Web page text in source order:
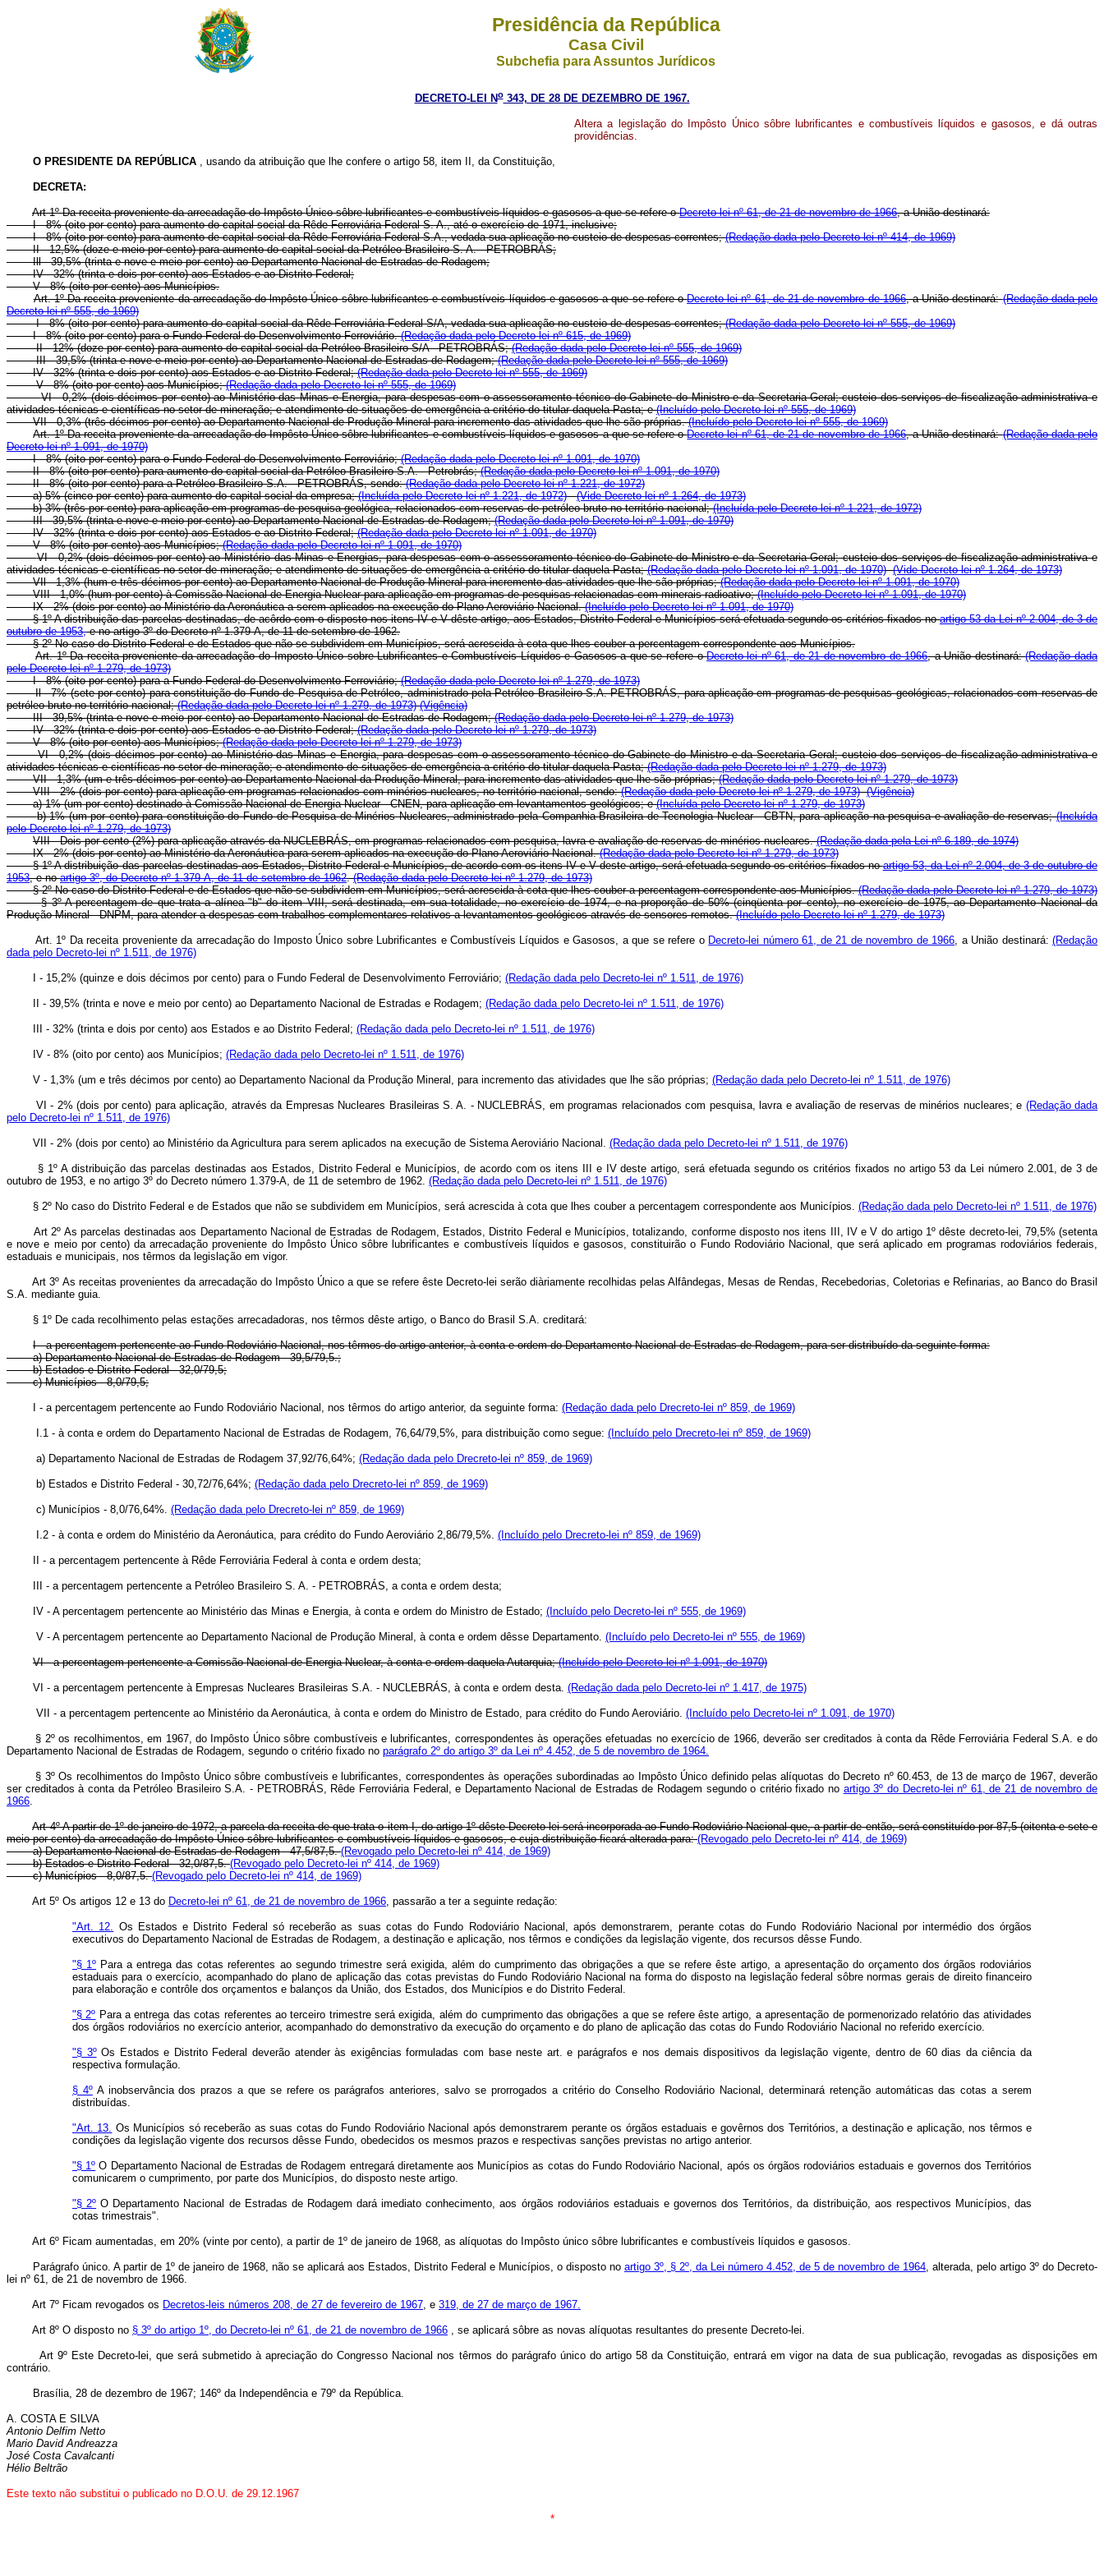
Presidência da República
Casa Civil
Subchefia para Assuntos Jurídicos
DECRETO-LEI No343, DE 28 DE DEZEMBRO DE 1967.
Altera a legislação do Impôsto Único sôbre lubrificantes e combustíveis líquidos e gasosos, e dá outras
providências.
O PRESIDENTE DA REPÚBLICA , usando da atribuição que lhe confere o artigo 58, item II, da Constituição,
DECRETA:
Art 1º Da receita proveniente da arrecadação do Impôsto Único sôbre lubrificantes e combustíveis líquidos e gasosos a que se refere oDecreto-lei nº 61, de 21 de novembro de 1966, a União destinará:
I - 8% (oito por cento) para aumento do capital social da Rêde Ferroviária Federal S. A., até o exercício de 1971, inclusive;
I - 8% (oito por cento) para aumento de capital social da Rêde Ferroviária Federal S.A., vedada sua aplicação no custeio de despesas correntes;(Redação dada pelo Decreto-lei nº 414, de 1969)
II - 12,5% (doze e meio por cento) para aumento do capital social da Petróleo Brasileiro S. A. - PETROBRÁS;
Ill - 39,5% (trinta e nove e meio por cento) ao Departamento Nacional de Estradas de Rodagem;
IV - 32% (trinta e dois por cento) aos Estados e ao Distrito Federal;
V - 8% (oito por cento) aos Municípios.
Art. 1º Da receita proveniente da arrecadação do lmpôsto Único sôbre lubrificantes e combustíveis líquidos e gasosos a que se refere oDecreto-lei nº 61, de 21 de novembro de 1966, a União destinará:(Redação dada pelo
Decreto-lei nº 555, de 1969)
I - 8% (oito por cento) para aumento do capital social da Rêde Ferroviária Federal S/A, vedada sua aplicação no custeio de despesas correntes;(Redação dada pelo Decreto-lei nº 555, de 1969)
I - 8% (oito por cento) para o Fundo Federal do Desenvolvimento Ferroviário.(Redação dada pelo Decreto-lei nº 615, de 1969)
II - 12% (doze por cento) para aumento do capital social da Petróleo Brasileiro S/A - PETROBRÁS;(Redação dada pelo Decreto-lei nº 555, de 1969)
III - 39,5% (trinta e nove e meio por cento) ao Departamento Nacional de Estradas de Rodagem;(Redação dada pelo Decreto-lei nº 555, de 1969)
IV - 32% (trinta e dois por cento) aos Estados e ao Distrito Federal;(Redação dada pelo Decreto-lei nº 555, de 1969)
V - 8% (oito por cento) aos Municípios;(Redação dada pelo Decreto-lei nº 555, de 1969)
VI - 0,2% (dois décimos por cento) ao Ministério das Minas e Energia, para despesas com o assessoramento técnico do Gabinete do Ministro e da Secretaria-Geral; custeio dos serviços de fiscalização administrativa e
atividades técnicas e científicas no setor de mineração; e atendimento de situações de emergência a critério do titular daquela Pasta; e(Incluído pelo Decreto-lei nº 555, de 1969)
VII - 0,3% (três décimos por cento) ao Departamento Nacional de Produção Mineral para incremento das atividades que lhe são próprias.(Incluído pelo Decreto-lei nº 555, de 1969)
Art. 1º Da receita proveniente da arrecadação do Impôsto Único sôbre lubrificantes e combustíveis líquidos e gasosos a que se refere oDecreto-lei nº 61, de 21 de novembro de 1966, a União destinará:(Redação dada pelo
Decreto-lei nº 1.091, de 1970)
I - 8% (oito por cento) para o Fundo Federal do Desenvolvimento Ferroviário;(Redação dada pelo Decreto-lei nº 1.091, de 1970)
II - 8% (oito por cento) para aumento do capital social da Petróleo Brasileiro S.A. - Petrobrás;(Redação dada pelo Decreto-lei nº 1.091, de 1970)
II - 8% (oito por cento) para a Petróleo Brasileiro S.A. - PETROBRÁS, sendo:(Redação dada pelo Decreto-lei nº 1.221, de 1972)
a) 5% (cinco por cento) para aumento do capital social da empresa;(Incluída pelo Decreto-lei nº 1.221, de 1972)
(Vide Decreto-lei nº 1.264, de 1973)
b) 3% (três por cento) para aplicação em programas de pesquisa geológica, relacionados com reservas de petróleo bruto no território nacional;(Incluída pelo Decreto-lei nº 1.221, de 1972)
III - 39,5% (trinta e nove e meio por cento) ao Departamento Nacional de Estradas de Rodagem;(Redação dada pelo Decreto-lei nº 1.091, de 1970)
IV - 32% (trinta e dois por cento) aos Estados e ao Distrito Federal;(Redação dada pelo Decreto-lei nº 1.091, de 1970)
V - 8% (oito por cento) aos Municípios;(Redação dada pelo Decreto-lei nº 1.091, de 1970)
VI - 0,2% (dois décimos por cento) ao Ministério das Minas e Energias, para despesas com o assessoramento técnico do Gabinete do Ministro e da Secretaria Geral; custeio dos serviços de fiscalização administrativa e
atividades técnicas e científicas no setor de mineração; e atendimento de situações de emergência a critério do titular daquela Pasta;(Redação dada pelo Decreto-lei nº 1.091, de 1970) (Vide Decreto-lei nº 1.264, de 1973)
VIl - 1,3% (hum e três décimos por cento) ao Departamento Nacional de Produção Mineral para incremento das atividades que lhe são próprias;(Redação dada pelo Decreto-lei nº 1.091, de 1970)
VIII - 1,0% (hum por cento) à Comissão Nacional de Energia Nuclear para aplicação em programas de pesquisas relacionadas com minerais radioativo;(Incluído pelo Decreto-lei nº 1.091, de 1970)
IX - 2% (dois por cento) ao Ministério da Aeronáutica a serem aplicados na execução do Plano Aeroviário Nacional.(Incluído pelo Decreto-lei nº 1.091, de 1970)
§ 1º A distribuição das parcelas destinadas, de acôrdo com o disposto nos itens IV e V dêste artigo, aos Estados, Distrito Federal e Municípios será efetuada segundo os critérios fixados noartigo 53 da Lei nº 2.004, de 3 de
outubro de 1953,e no artigo 3º do Decreto nº 1.379-A, de 11 de setembro de 1962.
§ 2º No caso do Distrito Federal e de Estados que não se subdividem em Municípios, será acrescida à cota que lhes couber a percentagem correspondente aos Municípios.
Art. 1º Da receita proveniente da arrecadação do Imposto Único sobre Lubrificantes e Combustíveis Líquidos e Gasosos a que se refere oDecreto-lei nº 61, de 21 de novembro de 1966, a União destinará:(Redação dada
pelo Decreto-lei nº 1.279, de 1973)
I - 8% (oito por cento) para a Fundo Federal do Desenvolvimento Ferroviário;(Redação dada pelo Decreto-lei nº 1.279, de 1973)
Il - 7% (sete por cento) para constituição do Fundo de Pesquisa de Petróleo, administrado pela Petróleo Brasileiro S.A. PETROBRÁS, para aplicação em programas de pesquisas geológicas, relacionados com reservas de
petróleo bruto no território nacional;(Redação dada pelo Decreto-lei nº 1.279, de 1973) (Vigência)
III - 39,5% (trinta e nove e meio por cento) ao Departamento Nacional de Estradas de Rodagem;(Redação dada pelo Decreto-lei nº 1.279, de 1973)
IV - 32% (trinta e dois por cento) aos Estados e ao Distrito Federal;(Redação dada pelo Decreto-lei nº 1.279, de 1973)
V - 8% (oito por cento) aos Municípios;(Redação dada pelo Decreto-lei nº 1.279, de 1973)
VI - 0,2% (dois décimos por cento) ao Ministério das Minas e Energia, para despesas com o assessoramento técnico do Gabinete do Ministro e da Secretaria Geral; custeio dos serviços de fiscalização administrativa e
atividades técnicas e científicas no setor de mineração; e atendimento de situações de emergência a critério do titular daquela Pasta;(Redação dada pelo Decreto-lei nº 1.279, de 1973)
VII - 1,3% (um e três décimos por cento) ao Departamento Nacional da Produção Mineral, para incremento das atividades que lhe são próprias;(Redação dada pelo Decreto-lei nº 1.279, de 1973)
VIII - 2% (dois por cento) para aplicação em programas relacionados com minérios nucleares, no território nacional, sendo:(Redação dada pelo Decreto-lei nº 1.279, de 1973) (Vigência)
a) 1% (um por cento) destinado à Comissão Nacional de Energia Nuclear - CNEN, para aplicação em levantamentos geológicos; e(Incluída pelo Decreto-lei nº 1.279, de 1973)
b) 1% (um por cento) para constituição do Fundo de Pesquisa de Minérios Nucleares, administrado pela Companhia Brasileira de Tecnologia Nuclear - CBTN, para aplicação na pesquisa e avaliação de reservas;(Incluída
pelo Decreto-lei nº 1.279, de 1973)
VIII - Dois por cento (2%) para aplicação através da NUCLEBRÁS, em programas relacionados com pesquisa, lavra e avaliação de reservas de minérios nucleares.(Redação dada pela Lei nº 6.189, de 1974)
IX - 2% (dois por cento) ao Ministério da Aeronáutica para serem aplicados na execução do Plano Aeroviário Nacional.(Redação dada pelo Decreto-lei nº 1.279, de 1973)
§ 1º A distribuição das parcelas destinadas aos Estados, Distrito Federal e Municípios, de acordo com os itens IV e V deste artigo, será efetuada segundo os critérios fixados noartigo 53, da Lei nº 2.004, de 3 de outubro de
1953, e noartigo 3º, do Decreto nº 1.379-A, de 11 de setembro de 1962.(Redação dada pelo Decreto-lei nº 1.279, de 1973)
§ 2º No caso do Distrito Federal e de Estados que não se subdividem em Municípios, será acrescida à cota que lhes couber a percentagem correspondente aos Municípios.(Redação dada pelo Decreto-lei nº 1.279, de 1973)
§ 3º A percentagem de que trata a alínea "b" do item VIII, será destinada, em sua totalidade, no exercício de 1974, e na proporção de 50% (cinqüenta por cento), no exercício de 1975, ao Departamento Nacional da
Produção Mineral - DNPM, para atender a despesas com trabalhos complementares relativos a levantamentos geológicos através de sensores remotos.(Incluído pelo Decreto-lei nº 1.279, de 1973)
Art. 1º Da receita proveniente da arrecadação do Imposto Único sobre Lubrificantes e Combustíveis Líquidos e Gasosos, a que se refere o Decreto-lei número 61, de 21 de novembro de 1966, a União destinará:(Redação
dada pelo Decreto-lei nº 1.511, de 1976)
I - 15,2% (quinze e dois décimos por cento) para o Fundo Federal de Desenvolvimento Ferroviário; (Redação dada pelo Decreto-lei nº 1.511, de 1976)
II - 39,5% (trinta e nove e meio por cento) ao Departamento Nacional de Estradas e Rodagem; (Redação dada pelo Decreto-lei nº 1.511, de 1976)
III - 32% (trinta e dois por cento) aos Estados e ao Distrito Federal; (Redação dada pelo Decreto-lei nº 1.511, de 1976)
IV - 8% (oito por cento) aos Municípios; (Redação dada pelo Decreto-lei nº 1.511, de 1976)
V - 1,3% (um e três décimos por cento) ao Departamento Nacional da Produção Mineral, para incremento das atividades que lhe são próprias; (Redação dada pelo Decreto-lei nº 1.511, de 1976)
VI - 2% (dois por cento) para aplicação, através da Empresas Nucleares Brasileiras S. A. - NUCLEBRÁS, em programas relacionados com pesquisa, lavra e avaliação de reservas de minérios nucleares; e (Redação dada
pelo Decreto-lei nº 1.511, de 1976)
VII - 2% (dois por cento) ao Ministério da Agricultura para serem aplicados na execução de Sistema Aeroviário Nacional. (Redação dada pelo Decreto-lei nº 1.511, de 1976)
§ 1º A distribuição das parcelas destinadas aos Estados, Distrito Federal e Municípios, de acordo com os itens III e IV deste artigo, será efetuada segundo os critérios fixados no artigo 53 da Lei número 2.001, de 3 de
outubro de 1953, e no artigo 3º do Decreto número 1.379-A, de 11 de setembro de 1962. (Redação dada pelo Decreto-lei nº 1.511, de 1976)
§ 2º No caso do Distrito Federal e de Estados que não se subdividem em Municípios, será acrescida à cota que lhes couber a percentagem correspondente aos Municípios. (Redação dada pelo Decreto-lei nº 1.511, de 1976)
Art 2º As parcelas destinadas aos Departamento Nacional de Estradas de Rodagem, Estados, Distrito Federal e Municípios, totalizando, conforme disposto nos itens III, IV e V do artigo 1º dêste decreto-lei, 79,5% (setenta
e nove e meio por cento) da arrecadação proveniente do Impôsto Único sôbre lubrificantes e combustíveis líquidos e gasosos, constituirão o Fundo Rodoviário Nacional, que será aplicado em programas rodoviários federais,
estaduais e municipais, nos têrmos da legislação em vigor.
Art 3º As receitas provenientes da arrecadação do Impôsto Único a que se refere êste Decreto-lei serão diàriamente recolhidas pelas Alfândegas, Mesas de Rendas, Recebedorias, Coletorias e Refinarias, ao Banco do Brasil
S.A. mediante guia.
§ 1º De cada recolhimento pelas estações arrecadadoras, nos têrmos dêste artigo, o Banco do Brasil S.A. creditará:
I - a percentagem pertencente ao Fundo Rodoviário Nacional, nos têrmos do artigo anterior, à conta e ordem do Departamento Nacional de Estradas de Rodagem, para ser distribuído da seguinte forma:
a) Departamento Nacional de Estradas de Rodagem - 39,5/79,5.;
b) Estados e Distrito Federal - 32,0/79,5;
c) Municípios - 8,0/79,5;
I - a percentagem pertencente ao Fundo Rodoviário Nacional, nos têrmos do artigo anterior, da seguinte forma: (Redação dada pelo Drecreto-lei nº 859, de 1969)
I.1 - à conta e ordem do Departamento Nacional de Estradas de Rodagem, 76,64/79,5%, para distribuição como segue: (Incluído pelo Drecreto-lei nº 859, de 1969)
a) Departamento Nacional de Estradas de Rodagem 37,92/76,64%; (Redação dada pelo Drecreto-lei nº 859, de 1969)
b) Estados e Distrito Federal - 30,72/76,64%; (Redação dada pelo Drecreto-lei nº 859, de 1969)
c) Municípios - 8,0/76,64%. (Redação dada pelo Drecreto-lei nº 859, de 1969)
I.2 - à conta e ordem do Ministério da Aeronáutica, para crédito do Fundo Aeroviário 2,86/79,5%. (Incluído pelo Drecreto-lei nº 859, de 1969)
II - a percentagem pertencente à Rêde Ferroviária Federal à conta e ordem desta;
III - a percentagem pertencente a Petróleo Brasileiro S. A. - PETROBRÁS, a conta e ordem desta;
IV - A percentagem pertencente ao Ministério das Minas e Energia, à conta e ordem do Ministro de Estado; (Incluído pelo Decreto-lei nº 555, de 1969)
V - A percentagem pertencente ao Departamento Nacional de Produção Mineral, à conta e ordem dêsse Departamento. (Incluído pelo Decreto-lei nº 555, de 1969)
VI - a percentagem pertencente a Comissão Nacional de Energia Nuclear, à conta e ordem daquela Autarquia;(Incluído pelo Decreto-lei nº 1.091, de 1970)
VI - a percentagem pertencente à Empresas Nucleares Brasileiras S.A. - NUCLEBRÁS, à conta e ordem desta. (Redação dada pelo Decreto-lei nº 1.417, de 1975)
VII - a percentagem pertencente ao Ministério da Aeronáutica, à conta e ordem do Ministro de Estado, para crédito do Fundo Aeroviário. (Incluído pelo Decreto-lei nº 1.091, de 1970)
§ 2º os recolhimentos, em 1967, do Impôsto Único sôbre combustíveis e lubrificantes, correspondentes às operações efetuadas no exercício de 1966, deverão ser creditados à conta da Rêde Ferroviária Federal S.A. e do
Departamento Nacional de Estradas de Rodagem, segundo o critério fixado no parágrafo 2º do artigo 3º da Lei nº 4.452, de 5 de novembro de 1964.
§ 3º Os recolhimentos do Impôsto Único sôbre combustíveis e lubrificantes, correspondentes às operações subordinadas ao Impôsto Único definido pelas alíquotas do Decreto nº 60.453, de 13 de março de 1967, deverão
ser creditados à conta da Petróleo Brasileiro S.A. - PETROBRÁS, Rêde Ferroviária Federal, e Departamento Nacional de Estradas de Rodagem segundo o critério fixado no artigo 3º do Decreto-lei nº 61, de 21 de novembro de
1966.
Art 4º A partir de 1º de janeiro de 1972, a parcela da receita de que trata o item I, do artigo 1º dêste Decreto-lei será incorporada ao Fundo Rodoviário Nacional que, a partir de então, será constituído por 87,5 (oitenta e sete e
meio por cento) da arrecadação do Impôsto Único sôbre lubrificantes e combustíveis líquidos e gasosos, e cuja distribuição ficará alterada para:(Revogado pelo Decreto-lei nº 414, de 1969)
a) Departamento Nacional de Estradas de Rodagem - 47,5/87,5.(Revogado pelo Decreto-lei nº 414, de 1969)
b) Estados e Distrito Federal - 32,0/87,5.(Revogado pelo Decreto-lei nº 414, de 1969)
c) Municípios - 8,0/87,5.(Revogado pelo Decreto-lei nº 414, de 1969)
Art 5º Os artigos 12 e 13 do Decreto-lei nº 61, de 21 de novembro de 1966, passarão a ter a seguinte redação:
"Art. 12. Os Estados e Distrito Federal só receberão as suas cotas do Fundo Rodoviário Nacional, após demonstrarem, perante cotas do Fundo Rodoviário Nacional por intermédio dos órgãos
executivos do Departamento Nacional de Estradas de Rodagem, a destinação e aplicação, nos têrmos e condições da legislação vigente, dos recursos dêsse Fundo.
"§ 1º Para a entrega das cotas referentes ao segundo trimestre será exigida, além do cumprimento das obrigações a que se refere êste artigo, a apresentação do orçamento dos órgãos rodoviários
estaduais para o exercício, acompanhado do plano de aplicação das cotas previstas do Fundo Rodoviário Nacional na forma do disposto na legislação federal sôbre normas gerais de direito financeiro
para elaboração e contrôle dos orçamentos e balanços da União, dos Estados, dos Municípios e do Distrito Federal.
"§ 2º Para a entrega das cotas referentes ao terceiro trimestre será exigida, além do cumprimento das obrigações a que se refere êste artigo, a apresentação de pormenorizado relatório das atividades
dos órgãos rodoviários no exercício anterior, acompanhado do demonstrativo da execução do orçamento e do plano de aplicação das cotas do Fundo Rodoviário Nacional no referido exercício.
"§ 3ºOs Estados e Distrito Federal deverão atender às exigências formuladas com base neste art. e parágrafos e nos demais dispositivos da legislação vigente, dentro de 60 dias da ciência da
respectiva formulação.
§ 4ºA inobservância dos prazos a que se refere os parágrafos anteriores, salvo se prorrogados a critério do Conselho Rodoviário Nacional, determinará retenção automáticas das cotas a serem
distribuídas.
"Art. 13. Os Municípios só receberão as suas cotas do Fundo Rodoviário Nacional após demonstrarem perante os órgãos estaduais e govêrnos dos Territórios, a destinação e aplicação, nos têrmos e
condições da legislação vigente dos recursos dêsse Fundo, obedecidos os mesmos prazos e respectivas sanções previstas no artigo anterior.
"§ 1º O Departamento Nacional de Estradas de Rodagem entregará diretamente aos Municípios as cotas do Fundo Rodoviário Nacional, após os órgãos rodoviários estaduais e governos dos Territórios
comunicarem o cumprimento, por parte dos Municípios, do disposto neste artigo.
"§ 2º O Departamento Nacional de Estradas de Rodagem dará imediato conhecimento, aos órgãos rodoviários estaduais e governos dos Territórios, da distribuição, aos respectivos Municípios, das
cotas trimestrais".
Art 6º Ficam aumentadas, em 20% (vinte por cento), a partir de 1º de janeiro de 1968, as alíquotas do Impôsto único sôbre lubrificantes e combustíveis líquidos e gasosos.
Parágrafo único. A partir de 1º de janeiro de 1968, não se aplicará aos Estados, Distrito Federal e Municípios, o disposto no artigo 3º, § 2º, da Lei número 4.452, de 5 de novembro de 1964, alterada, pelo artigo 3º do Decreto-
lei nº 61, de 21 de novembro de 1966.
Art 7º Ficam revogados os Decretos-leis números 208, de 27 de fevereiro de 1967, e 319, de 27 de março de 1967.
Art 8º O disposto no § 3º do artigo 1º, do Decreto-lei nº 61, de 21 de novembro de 1966 , se aplicará sôbre as novas alíquotas resultantes do presente Decreto-lei.
Art 9º Este Decreto-lei, que será submetido à apreciação do Congresso Nacional nos têrmos do parágrafo único do artigo 58 da Constituição, entrará em vigor na data de sua publicação, revogadas as disposições em
contrário.
Brasília, 28 de dezembro de 1967; 146º da Independência e 79º da República.
A. COSTA E SILVA
Antonio Delfim Netto
Mario David Andreazza
José Costa Cavalcanti
Hélio Beltrão
Este texto não substitui o publicado no D.O.U. de 29.12.1967
*